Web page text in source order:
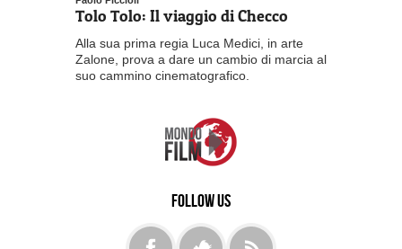
Tolo Tolo: Il viaggio di Checco
Alla sua prima regia Luca Medici, in arte
Zalone, prova a dare un cambio di marcia al
suo cammino cinematografico.
Follow us